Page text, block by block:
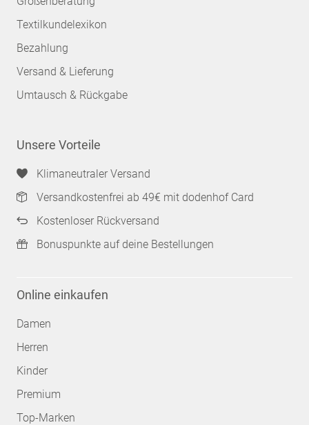
Textilkundelexikon
Bezahlung
Versand & Lieferung
Umtausch & Rückgabe
Unsere Vorteile
Klimaneutraler Versand
Versandkostenfrei ab 49€ mit dodenhof Card
Kostenloser Rückversand
Bonuspunkte auf deine Bestellungen
Online einkaufen
Damen
Herren
Kinder
Premium
Top-Marken